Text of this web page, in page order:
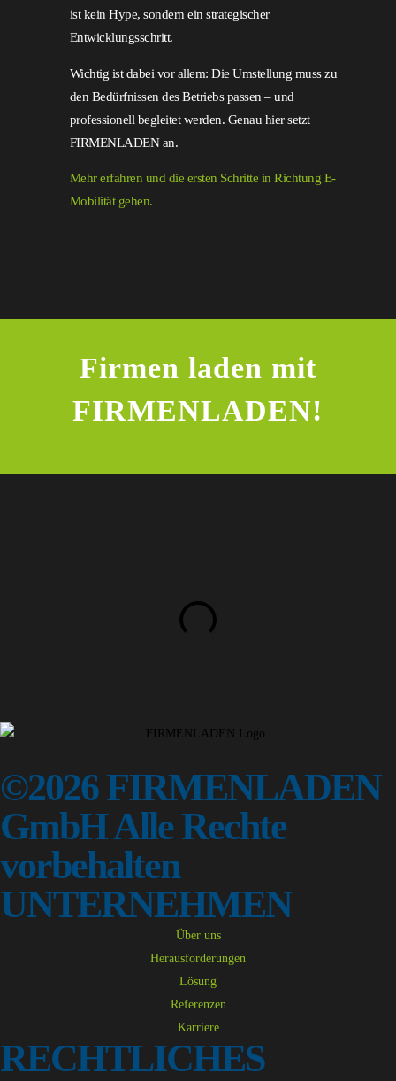
ist kein Hype, sondern ein strategischer
Entwicklungsschritt.
Wichtig ist dabei vor allem: Die Umstellung muss zu
den Bedürfnissen des Betriebs passen – und
professionell begleitet werden. Genau hier setzt
FIRMENLADEN an.
Mehr erfahren und die ersten Schritte in Richtung E-
Mobilität gehen.
Firmen laden mit
FIRMENLADEN!
©2026 FIRMENLADEN
GmbH Alle Rechte
vorbehalten
UNTERNEHMEN
Über uns
Herausforderungen
Lösung
Referenzen
Karriere
RECHTLICHES